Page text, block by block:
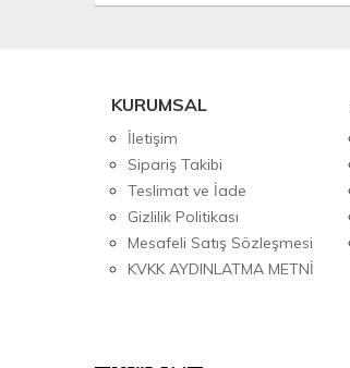
KURUMSAL
İletişim
Sipariş Takibi
Teslimat ve İade
Gizlilik Politikası
Mesafeli Satış Sözleşmesi
KVKK AYDINLATMA METNİ